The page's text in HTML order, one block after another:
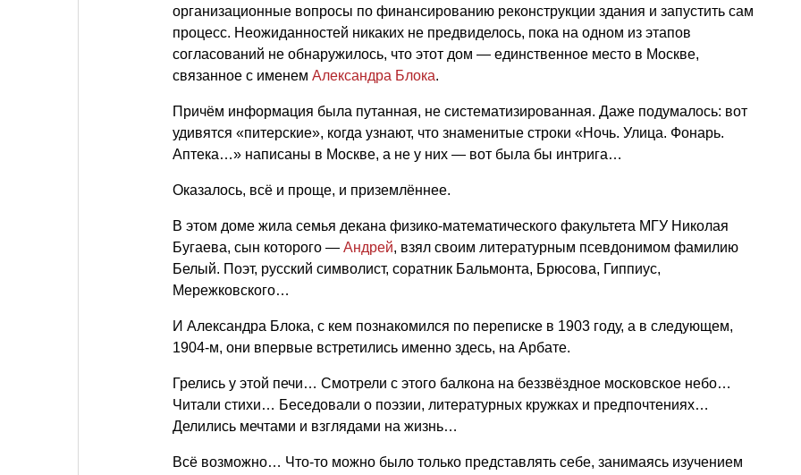
организационные вопросы по финансированию реконструкции здания и запустить сам
процесс. Неожиданностей никаких не предвиделось, пока на одном из этапов
согласований не обнаружилось, что этот дом — единственное место в Москве,
связанное с именем Александра Блока.
Причём информация была путанная, не систематизированная. Даже подумалось: вот
удивятся «питерские», когда узнают, что знаменитые строки «Ночь. Улица. Фонарь.
Аптека…» написаны в Москве, а не у них — вот была бы интрига…
Оказалось, всё и проще, и приземлённее.
В этом доме жила семья декана физико-математического факультета МГУ Николая
Бугаева, сын которого — Андрей, взял своим литературным псевдонимом фамилию
Белый. Поэт, русский символист, соратник Бальмонта, Брюсова, Гиппиус,
Мережковского…
И Александра Блока, с кем познакомился по переписке в 1903 году, а в следующем,
1904-м, они впервые встретились именно здесь, на Арбате.
Грелись у этой печи… Смотрели с этого балкона на беззвёздное московское небо…
Читали стихи… Беседовали о поэзии, литературных кружках и предпочтениях…
Делились мечтами и взглядами на жизнь…
Всё возможно… Что-то можно было только представлять себе, занимаясь изучением